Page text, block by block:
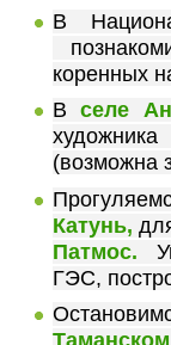
В
коренных
Вселе
(возможна
Катунь,
Патмос.
У
ГЭС,